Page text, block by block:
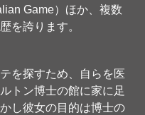
Game）ほか、複数
を誇ります。
を探すため、自らを医
トン博士の館に家に足
し彼女の目的は博士の